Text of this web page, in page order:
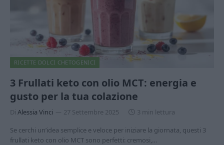
RICETTE DOLCI CHETOGENICI
3 Frullati keto con olio MCT: energia e
gusto per la tua colazione
Di Alessia Vinci 27 Settembre 2025
3 min lettura
Se cerchi un’idea semplice e veloce per iniziare la giornata, questi 3
frullati keto con olio MCT sono perfetti: cremosi,…